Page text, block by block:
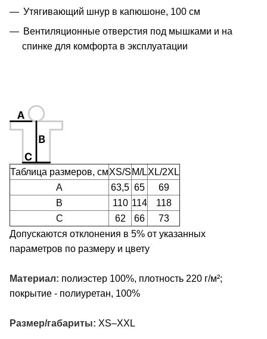
Утягивающий шнур в капюшоне, 100 см
Вентиляционные отверстия под мышками и на
спинке для комфорта в эксплуатации
Таблица размеров, смXS/S M/LXL/2XL
A
63,5 65
69
B
110 114
118
C
62 66
73
Допускаются отклонения в 5% от указанных
параметров по размеру и цвету
Материал: полиэстер 100%, плотность 220 г/м²;
покрытие - полиуретан, 100%
Размер/габариты: XS–XXL